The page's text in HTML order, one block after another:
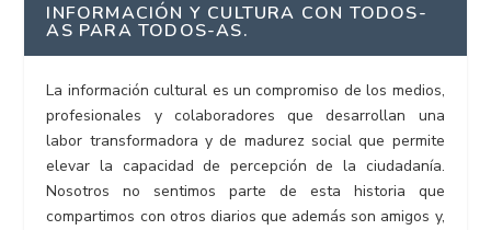
INFORMACIÓN Y CULTURA CON TODOS-
AS PARA TODOS-AS.
La información cultural es un compromiso de los medios,
profesionales y colaboradores que desarrollan una
labor transformadora y de madurez social que permite
elevar la capacidad de percepción de la ciudadanía.
Nosotros no sentimos parte de esta historia que
compartimos con otros diarios que además son amigos y,